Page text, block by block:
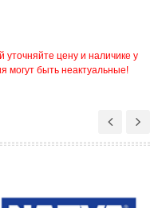
цену и наличике у
быть неактуальные!